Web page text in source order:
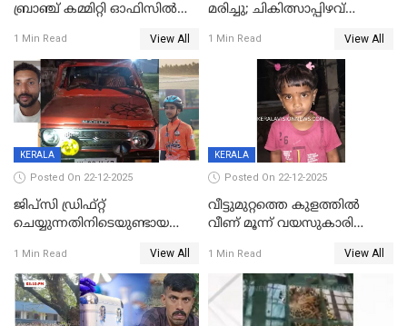
ബ്രാഞ്ച് കമ്മിറ്റി ഓഫിസിൽ
ചിത്രങ്ങളടക്കം കത്തിയ
നിലയിൽ
1 Min Read View All
മരിച്ചു; ചികിത്സാപ്പിഴവ്
സംഭവം മാവേലിക്കരയിൽ
1 Min Read View All
KERALA
Posted On 22-12-2025
ജിപ്സി ഡ്രിഫ്റ്റ്
ചെയ്യുന്നതിനിടെയുണ്ടായ
ദാരുണാന്ത്യം; ജീപ്സി
ഓടിച്ചയാൾ അറസ്റ്റിൽ.
1 Min Read View All
KERALA
Posted On 22-12-2025
വീട്ടുമുറ്റത്തെ കുളത്തിൽ
വീണ് മൂന്ന് വയസുകാരി
1 Min Read View All